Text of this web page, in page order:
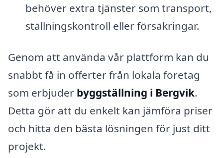
behöver extra tjänster som transport,
ställningskontroll eller försäkringar.
Genom att använda vår plattform kan du
snabbt få in offerter från lokala företag
som erbjuder byggställning i Bergvik.
Detta gör att du enkelt kan jämföra priser
och hitta den bästa lösningen för just ditt
projekt.